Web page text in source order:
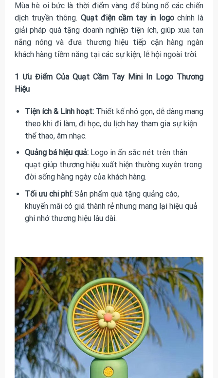
Mùa hè oi bức là thời điểm vàng để bùng nổ các chiến
dịch truyền thông. Quạt điện cầm tay in logochính là
giải pháp quà tặng doanh nghiệp tiện ích, giúp xua tan
nắng nóng và đưa thương hiệu tiếp cận hàng ngàn
khách hàng tiềm năng tại các sự kiện, lễ hội ngoài trời.
1 Ưu Điểm Của Quạt Cầm Tay Mini In Logo Thương
Hiệu
Tiện ích & Linh hoạt:Thiết kế nhỏ gọn, dễ dàng mang
theo khi đi làm, đi học, du lịch hay tham gia sự kiện
thể thao, âm nhạc.
Quảng bá hiệu quả:Logo in ấn sắc nét trên thân
quạt giúp thương hiệu xuất hiện thường xuyên trong
đời sống hằng ngày của khách hàng.
Tối ưu chi phí:Sản phẩm quà tặng quảng cáo,
khuyến mãi có giá thành rẻ nhưng mang lại hiệu quả
ghi nhớ thương hiệu lâu dài.